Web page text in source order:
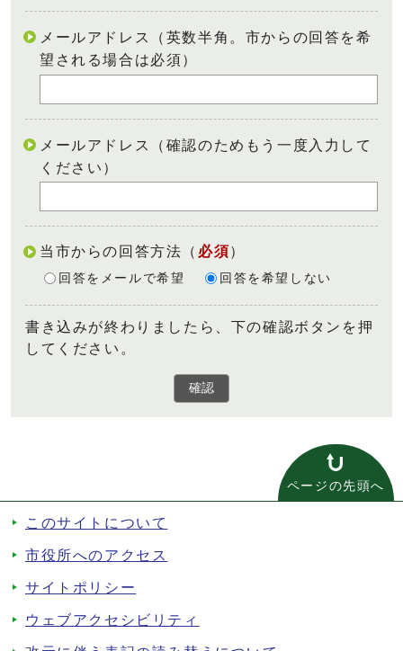
メールアドレス（英数半角。市からの回答を希
望される場合は必須）
メールアドレス（確認のためもう一度入力して
ください）
当市からの回答方法 （ 必須）
回答をメールで希望 回答を希望しない
書き込みが終わりましたら、下の確認ボタンを押
してください。
確認
ページの先頭へ
このサイトについて
市役所へのアクセス
サイトポリシー
ウェブアクセシビリティ